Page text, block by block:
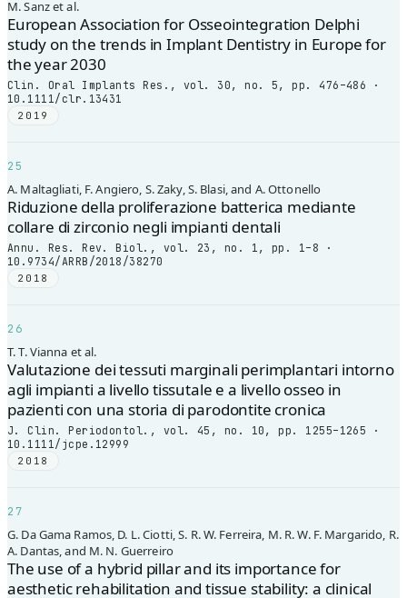
M. Sanz et al.
European Association for Osseointegration Delphi
study on the trends in Implant Dentistry in Europe for
the year 2030
Clin. Oral Implants Res., vol. 30, no. 5, pp. 476–486 ·
10.1111/clr.13431
2019
25
A. Maltagliati, F. Angiero, S. Zaky, S. Blasi, and A. Ottonello
Riduzione della proliferazione batterica mediante
collare di zirconio negli impianti dentali
Annu. Res. Rev. Biol., vol. 23, no. 1, pp. 1–8 ·
10.9734/ARRB/2018/38270
2018
26
T. T. Vianna et al.
Valutazione dei tessuti marginali perimplantari intorno
agli impianti a livello tissutale e a livello osseo in
pazienti con una storia di parodontite cronica
J. Clin. Periodontol., vol. 45, no. 10, pp. 1255–1265 ·
10.1111/jcpe.12999
2018
27
G. Da Gama Ramos, D. L. Ciotti, S. R. W. Ferreira, M. R. W. F. Margarido, R.
A. Dantas, and M. N. Guerreiro
The use of a hybrid pillar and its importance for
aesthetic rehabilitation and tissue stability: a clinical